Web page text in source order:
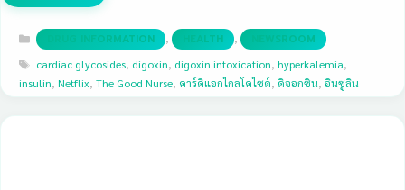
Categories
DRUG INFORMATION , HEALTH , NEWSROOM
Tags
cardiac glycosides, digoxin, digoxin intoxication, hyperkalemia,
insulin, Netflix, The Good Nurse, คาร์ดิแอกไกลโคไซด์, ดิจอกซิน, อินซูลิน